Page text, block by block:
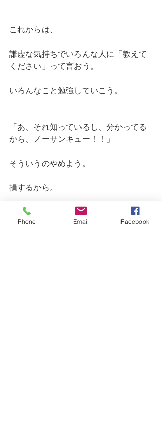
これからは、
謙虚な気持ちでいろんな人に「教えて
ください」って言おう。
いろんなこと勉強していこう。
「あ、それ知っているし、分かってる
から、ノーサンキュー！！」
そういうのやめよう。
損するから。
Phone Email Facebook